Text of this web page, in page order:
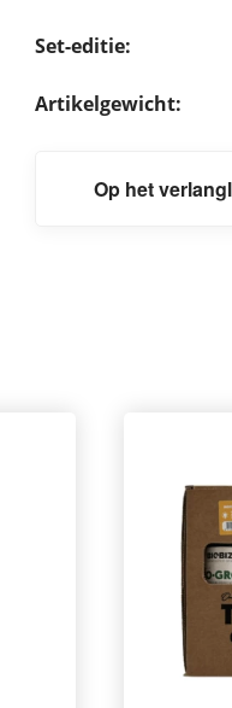
Set-editie:
Artikelgewicht:
Op het